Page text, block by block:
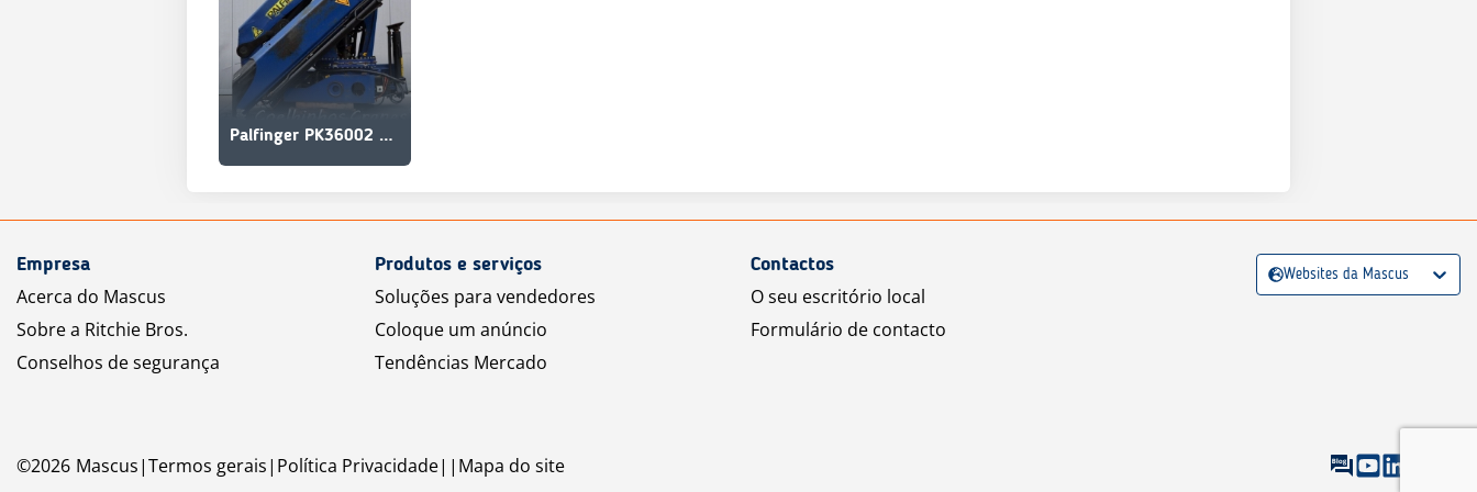
Palfinger PK36002 Performance
Empresa
Acerca do Mascus
Sobre a Ritchie Bros.
Conselhos de segurança
Produtos e serviços
Soluções para vendedores
Coloque um anúncio
Tendências Mercado
Contactos
O seu escritório local
Formulário de contacto
©2026 Mascus Termos gerais Política Privacidade Mapa do site
Websites da Mascus